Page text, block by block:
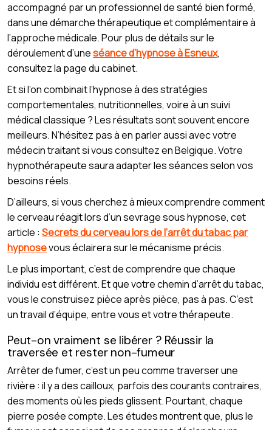
accompagné par un professionnel de santé bien formé,
dans une démarche thérapeutique et complémentaire à
l’approche médicale. Pour plus de détails sur le
déroulement d’uneséance d’hypnose à Esneux,
consultez la page du cabinet.
Et si l’on combinait l’hypnose à des stratégies
comportementales, nutritionnelles, voire à un suivi
médical classique ? Les résultats sont souvent encore
meilleurs. N’hésitez pas à en parler aussi avec votre
médecin traitant si vous consultez en Belgique. Votre
hypnothérapeute saura adapter les séances selon vos
besoins réels.
D’ailleurs, si vous cherchez à mieux comprendre comment
le cerveau réagit lors d’un sevrage sous hypnose, cet
article : Secrets du cerveau lors de l’arrêt du tabac par
hypnosevous éclairera sur le mécanisme précis.
Le plus important, c’est de comprendre que chaque
individu est différent. Et que votre chemin d’arrêt du tabac,
vous le construisez pièce après pièce, pas à pas. C’est
un travail d’équipe, entre vous et votre thérapeute.
Peut-on vraiment se libérer ? Réussir la
traversée et rester non-fumeur
Arrêter de fumer, c’est un peu comme traverser une
rivière : il y a des cailloux, parfois des courants contraires,
des moments où les pieds glissent. Pourtant, chaque
pierre posée compte. Les études montrent que, plus le